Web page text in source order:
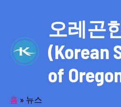
오레곤
(Korean
of
홈 » 뉴스
반세기의 세월을 품고
오레곤한인회